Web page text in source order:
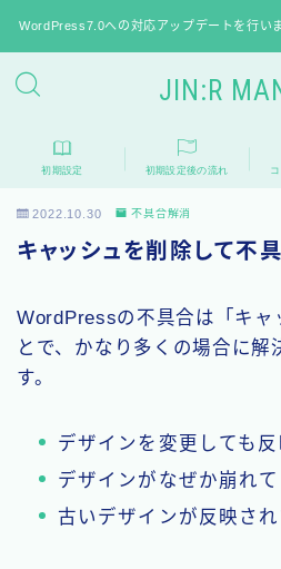
WordPress7.0への対応アップデートを行い
JIN:R
JIN:Rの初期設定
よくある質問
アップデート情報
初期設定 初期設定後の流れ
2022.10.30 不具合解消
キャッシュを削除して不
WordPressの不具合は「キャ
とで、かなり多くの場合に解
す。
デザインを変更しても
デザインがなぜか崩れ
古いデザインが反映され